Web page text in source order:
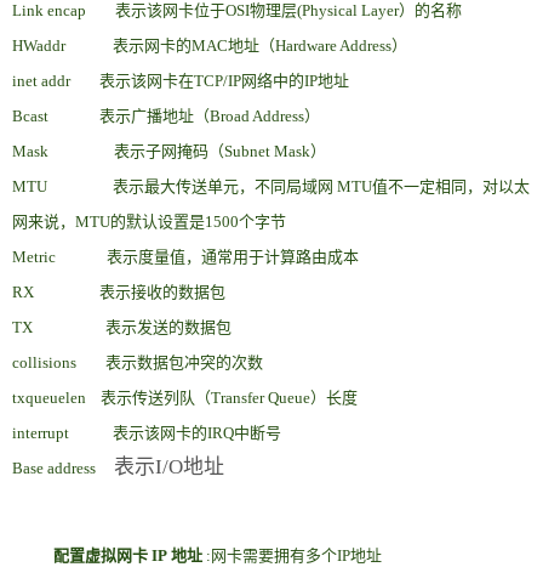
Link encap 表示该网卡位于OSI物理层(Physical Layer）的名称
HWaddr 表示网卡的MAC地址（Hardware Address）
inet addr 表示该网卡在TCP/IP网络中的IP地址
Bcast 表示广播地址（Broad Address）
Mask 表示子网掩码（Subnet Mask）
MTU 表示最大传送单元，不同局域网 MTU值不一定相同，对以太
网来说，MTU的默认设置是1500个字节
Metric 表示度量值，通常用于计算路由成本
RX 表示接收的数据包
TX 表示发送的数据包
collisions 表示数据包冲突的次数
txqueuelen 表示传送列队（Transfer Queue）长度
interrupt 表示该网卡的IRQ中断号
Base address 表示I/O地址
配置虚拟网卡 IP 地址 :网卡需要拥有多个IP地址